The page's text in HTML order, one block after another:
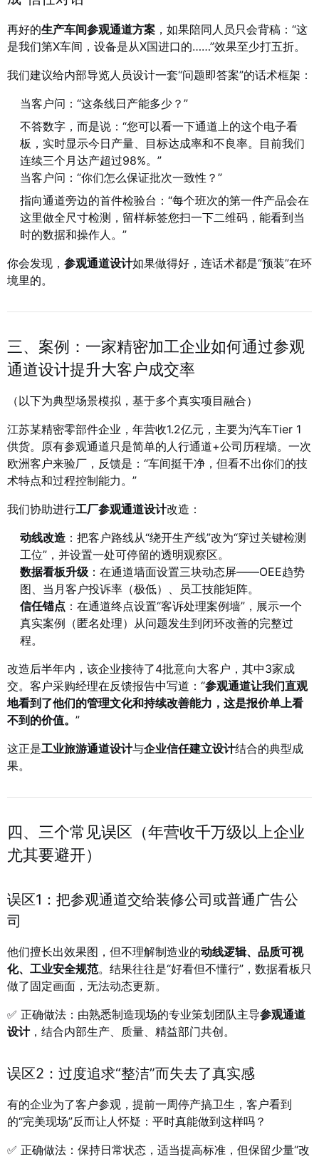
再好的生产车间参观通道方案 ，如果陪同人员只会背稿：“这
是我们第X车间，设备是从X国进口的……”效果至少打五折。
我们建议给内部导览人员设计一套“问题即答案”的话术框架：
当客户问：“这条线日产能多少？”
不答数字，而是说：“您可以看一下通道上的这个电子看
板，实时显示今日产量、目标达成率和不良率。目前我们
连续三个月达产超过98%。”
当客户问：“你们怎么保证批次一致性？”
指向通道旁边的首件检验台：“每个班次的第一件产品会在
这里做全尺寸检测，留样标签您扫一下二维码，能看到当
时的数据和操作人。”
你会发现， 参观通道设计如果做得好，连话术都是“预装”在环
境里的。
三、案例：一家精密加工企业如何通过参观
通道设计提升大客户成交率
（以下为典型场景模拟，基于多个真实项目融合）
江苏某精密零部件企业，年营收1.2亿元，主要为汽车Tier 1
供货。原有参观通道只是简单的人行通道+公司历程墙。一次
欧洲客户来验厂，反馈是：“车间挺干净，但看不出你们的技
术特点和过程控制能力。”
我们协助进行工厂参观通道设计改造：
动线改造 ：把客户路线从“绕开生产线”改为“穿过关键检测
工位”，并设置一处可停留的透明观察区。
数据看板升级 ：在通道墙面设置三块动态屏——OEE趋势
图、当月客户投诉率（极低）、员工技能矩阵。
信任锚点 ：在通道终点设置“客诉处理案例墙”，展示一个
真实案例（匿名处理）从问题发生到闭环改善的完整过
程。
改造后半年内，该企业接待了4批意向大客户，其中3家成
交。客户采购经理在反馈报告中写道：“参观通道让我们直观
地看到了他们的管理文化和持续改善能力，这是报价单上看
不到的价值。 ”
这正是工业旅游通道设计与企业信任建立设计结合的典型成
果。
四、三个常见误区（年营收千万级以上企业
尤其要避开）
误区1：把参观通道交给装修公司或普通广告公
司
他们擅长出效果图，但不理解制造业的动线逻辑、品质可视
化、工业安全规范。结果往往是“好看但不懂行”，数据看板只
做了固定画面，无法动态更新。
✅ 正确做法：由熟悉制造现场的专业策划团队主导参观通道
设计，结合内部生产、质量、精益部门共创。
误区2：过度追求“整洁”而失去了真实感
有的企业为了客户参观，提前一周停产搞卫生，客户看到
的“完美现场”反而让人怀疑：平时真能做到这样吗？
✅ 正确做法：保持日常状态，适当提高标准，但保留少量“改